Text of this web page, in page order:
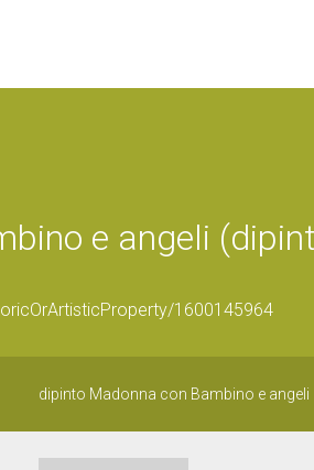
e angeli
1600145964
dipinto Madonna con Bambino e angeli